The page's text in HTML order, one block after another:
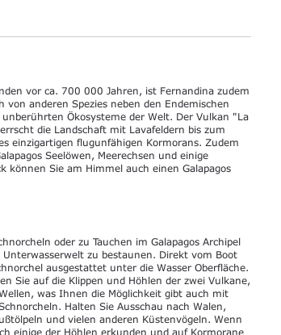
vor ca. 700 000 Jahren, ist Fernandina zudem
anderen Spezies neben den Endemischen
Ökosysteme der Welt. Der Vulkan "La
die Landschaft mit Lavafeldern bis zum
einzigartigen flugunfähigen Kormorans. Zudem
Seelöwen, Meerechsen und einige
können Sie am Himmel auch einen Galapagos
oder zu Tauchen im Galapagos Archipel
zu bestaunen. Direkt vom Boot
ausgestattet unter die Wasser Oberfläche.
Sie auf die Klippen und Höhlen der zwei Vulkane,
was Ihnen die Möglichkeit gibt auch mit
Halten Sie Ausschau nach Walen,
und vielen anderen Küstenvögeln. Wenn
einige der Höhlen erkunden und auf Kormorane